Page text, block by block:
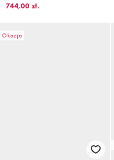
744,00 zł.
Okazja